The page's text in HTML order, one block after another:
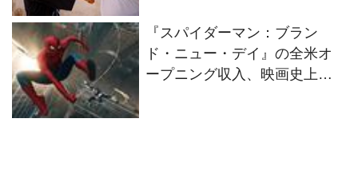
『スパイダーマン：ブラン
ド・ニュー・デイ』の全米オ
ープニング収入、映画史上歴